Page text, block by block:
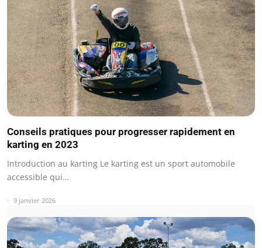
Conseils pratiques pour progresser rapidement en
karting en 2023
Introduction au karting Le karting est un sport automobile
accessible qui…
9 janvier 2026